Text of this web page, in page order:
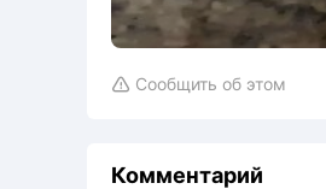
 Сообщить об этом
Комментарий